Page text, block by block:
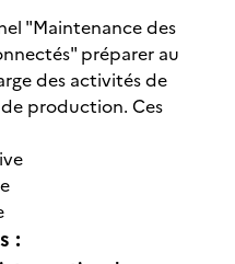
"Maintenance des
préparer au
des activités de
production. Ces
: